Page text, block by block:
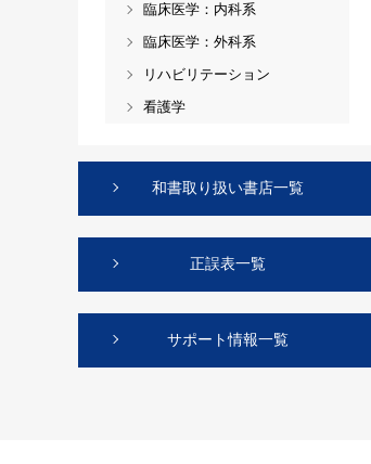
臨床医学：内科系
臨床医学：外科系
リハビリテーション
看護学
和書取り扱い書店一覧
正誤表一覧
サポート情報一覧